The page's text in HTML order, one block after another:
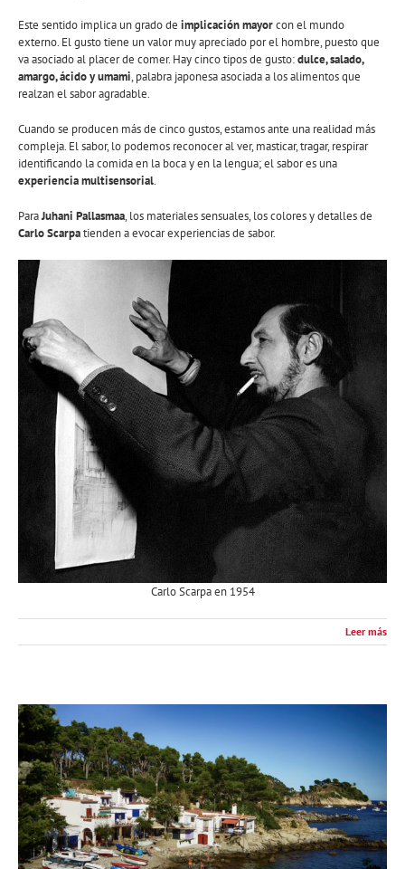
Este sentido implica un grado de implicación mayorcon el mundo
externo. El gusto tiene un valor muy apreciado por el hombre, puesto que
va asociado al placer de comer. Hay cinco tipos de gusto:dulce, salado,
amargo, ácido y umami, palabra japonesa asociada a los alimentos que
realzan el sabor agradable.
Cuando se producen más de cinco gustos, estamos ante una realidad más
compleja. El sabor, lo podemos reconocer al ver, masticar, tragar, respirar
identificando la comida en la boca y en la lengua; el sabor es una
experiencia multisensorial.
ParaJuhani Pallasmaa, los materiales sensuales, los colores y detalles de
Carlo Scarpatienden a evocar experiencias de sabor.
Carlo Scarpa en 1954
Leer más